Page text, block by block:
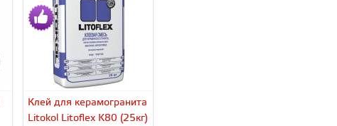
Клей для керамогранита
Litokol Litoflex K80 (25кг)